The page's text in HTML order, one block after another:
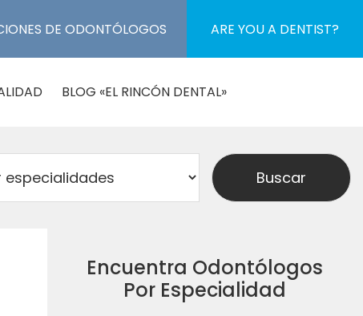
DE ODONTÓLOGOS ARE YOU A DENTIST?
BLOG «EL RINCÓN DENTAL»
Encuentra Odontólogos
Por Especialidad